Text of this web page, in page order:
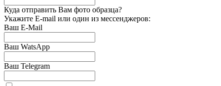
Куда отправить Вам фото образца?
Укажите E-mail или один из мессенджеров:
Ваш E-Mail
Ваш WatsApp
Ваш Telegram